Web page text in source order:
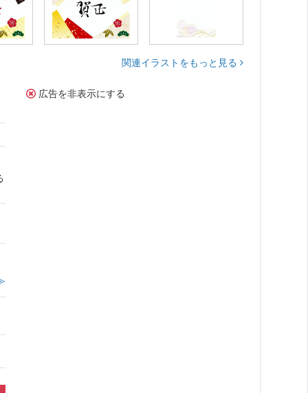
関連イラストをもっと見る
広告を非表示にする